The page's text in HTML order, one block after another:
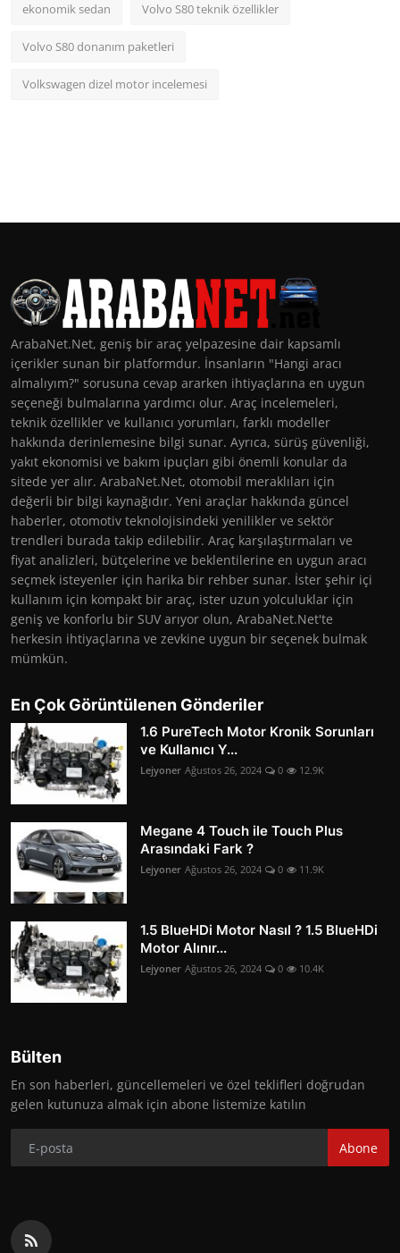
ekonomik sedan Volvo S80 teknik özellikler
Volvo S80 donanım paketleri
Volkswagen dizel motor incelemesi
ArabaNet.Net, geniş bir araç yelpazesine dair kapsamlı
içerikler sunan bir platformdur. İnsanların "Hangi aracı
almalıyım?" sorusuna cevap ararken ihtiyaçlarına en uygun
seçeneği bulmalarına yardımcı olur. Araç incelemeleri,
teknik özellikler ve kullanıcı yorumları, farklı modeller
hakkında derinlemesine bilgi sunar. Ayrıca, sürüş güvenliği,
yakıt ekonomisi ve bakım ipuçları gibi önemli konular da
sitede yer alır. ArabaNet.Net, otomobil meraklıları için
değerli bir bilgi kaynağıdır. Yeni araçlar hakkında güncel
haberler, otomotiv teknolojisindeki yenilikler ve sektör
trendleri burada takip edilebilir. Araç karşılaştırmaları ve
fiyat analizleri, bütçelerine ve beklentilerine en uygun aracı
seçmek isteyenler için harika bir rehber sunar. İster şehir içi
kullanım için kompakt bir araç, ister uzun yolculuklar için
geniş ve konforlu bir SUV arıyor olun, ArabaNet.Net'te
herkesin ihtiyaçlarına ve zevkine uygun bir seçenek bulmak
mümkün.
En Çok Görüntülenen Gönderiler
1.6 PureTech Motor Kronik Sorunları
ve Kullanıcı Y...
Lejyoner Ağustos 26, 2024 0 12.9K
Megane 4 Touch ile Touch Plus
Arasındaki Fark ?
Lejyoner Ağustos 26, 2024 0 11.9K
1.5 BlueHDi Motor Nasıl ? 1.5 BlueHDi
Motor Alınır...
Lejyoner Ağustos 26, 2024 0 10.4K
Bülten
En son haberleri, güncellemeleri ve özel teklifleri doğrudan
gelen kutunuza almak için abone listemize katılın
Abone